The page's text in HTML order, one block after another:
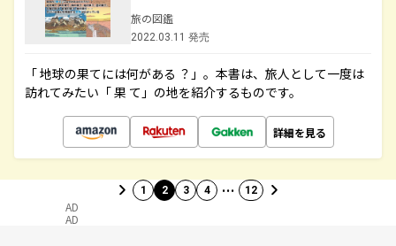
旅の図鑑
2022.03.11 発売
「 地球の果てには何がある ？」。本書は、旅人として一度は
訪れてみたい「 果 て」の地を紹介するものです。
詳細を見る
1 2 3 4 … 12
AD
AD